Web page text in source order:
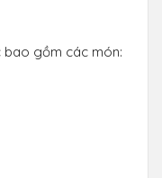
bao gồm các món: